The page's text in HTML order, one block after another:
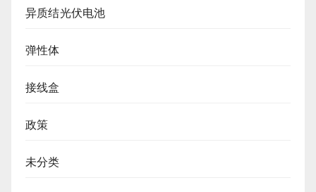
异质结光伏电池
弹性体
接线盒
政策
未分类